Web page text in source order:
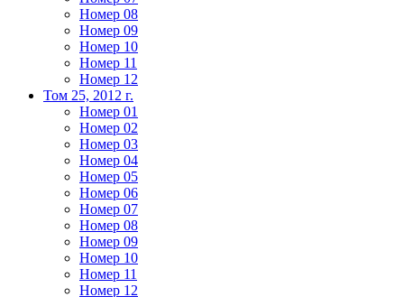
Номер 08
Номер 09
Номер 10
Номер 11
Номер 12
Том 25, 2012 г.
Номер 01
Номер 02
Номер 03
Номер 04
Номер 05
Номер 06
Номер 07
Номер 08
Номер 09
Номер 10
Номер 11
Номер 12